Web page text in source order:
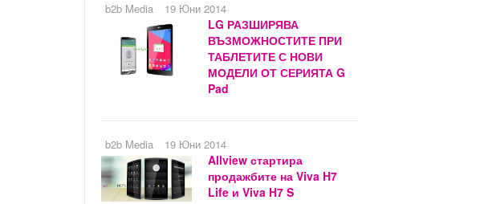
b2b Media 19 Юни 2014
LG РАЗШИРЯВА
ВЪЗМОЖНОСТИТЕ ПРИ
ТАБЛЕТИТЕ С НОВИ
МОДЕЛИ ОТ СЕРИЯТА G
Pad
b2b Media 19 Юни 2014
Allview стартира
продажбите на Viva H7
Life и Viva H7 S